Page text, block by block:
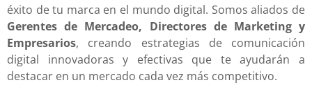
éxito de tu marca en el mundo digital. Somos aliados de
Gerentes de Mercadeo, Directores de Marketing y
Empresarios, creando estrategias de comunicación
digital innovadoras y efectivas que te ayudarán a
destacar en un mercado cada vez más competitivo.